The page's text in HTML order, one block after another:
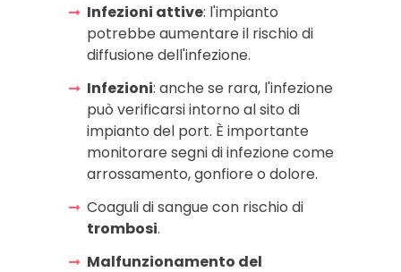
Infezioni attive: l'impianto
potrebbe aumentare il rischio di
diffusione dell'infezione.
Infezioni: anche se rara, l'infezione
può verificarsi intorno al sito di
impianto del port. È importante
monitorare segni di infezione come
arrossamento, gonfiore o dolore.
Coaguli di sangue con rischio di
trombosi.
Malfunzionamento del